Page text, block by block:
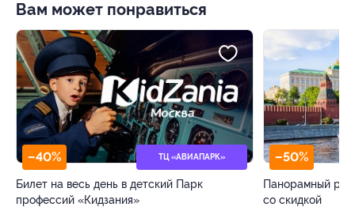
Вам может понравиться
–40% ТЦ «АВИАПАРК»
Билет на весь день в детский Парк
профессий «Кидзания»
–50%
Панорамный
со скидкой